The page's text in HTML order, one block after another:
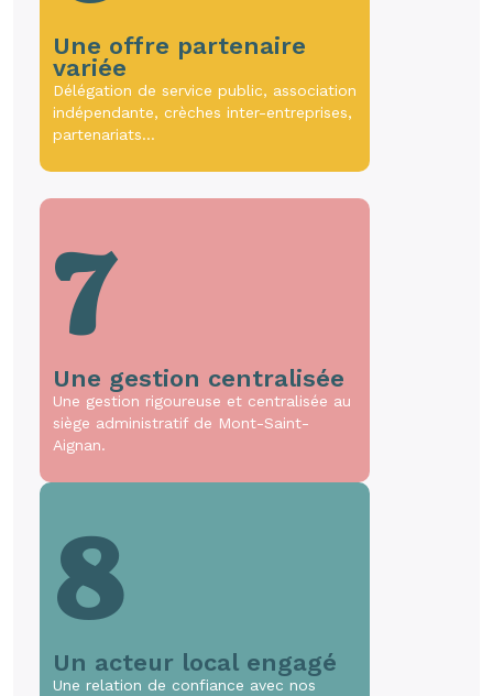
Une offre partenaire
variée
Délégation de service public, association
indépendante, crèches inter-entreprises,
partenariats…
7
Une gestion centralisée
Une gestion rigoureuse et centralisée au
siège administratif de Mont-Saint-
Aignan.
8
Un acteur local engagé
Une relation de confiance avec nos